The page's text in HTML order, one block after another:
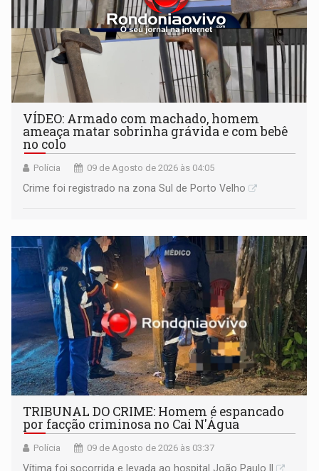
VÍDEO: Armado com machado, homem
ameaça matar sobrinha grávida e com bebê
no colo
Polícia 09 de Agosto de 2026 às 04:05
Crime foi registrado na zona Sul de Porto Velho
TRIBUNAL DO CRIME: Homem é espancado
por facção criminosa no Cai N'Água
Polícia 09 de Agosto de 2026 às 03:37
Vítima foi socorrida e levada ao hospital João Paulo II